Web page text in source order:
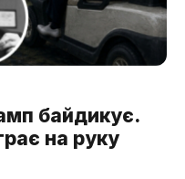
байдикує.
на руку